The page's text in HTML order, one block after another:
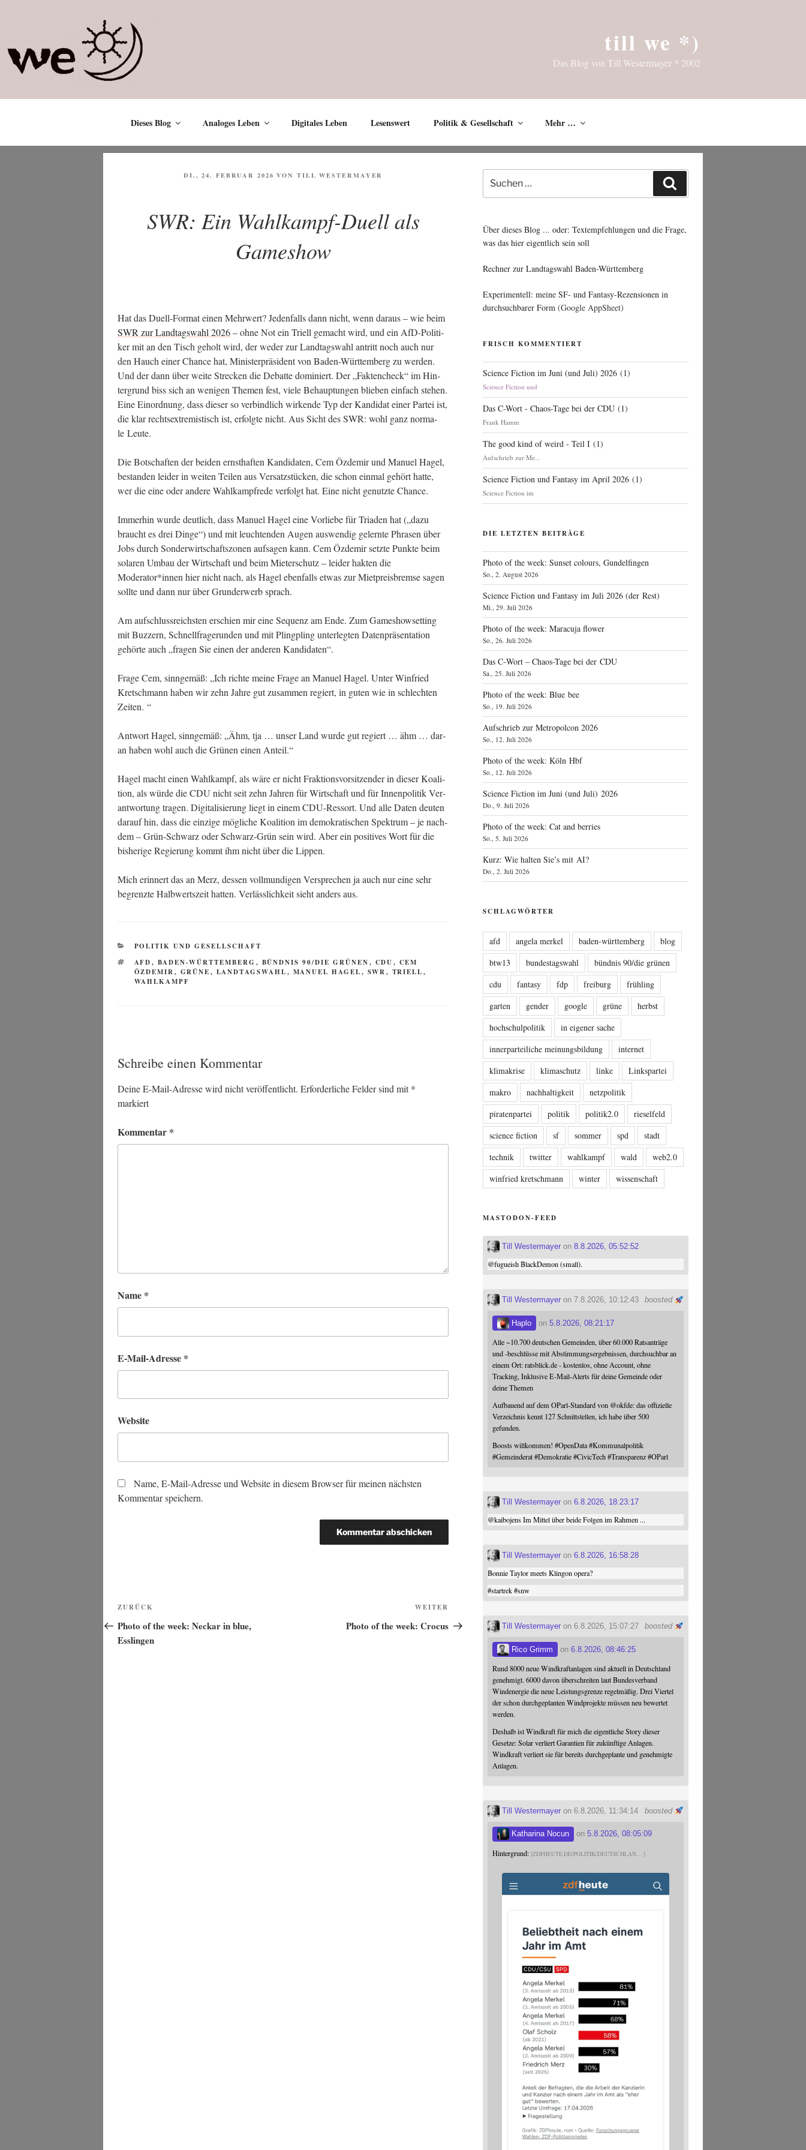
till we *)
Das Blog von Till Westermayer * 2002
Dieses Blog Analoges Leben Digitales Leben Lesenswert Politik & Gesellschaft Mehr …
VERÖFFENTLICHT
DI., 24. FEBRUAR 2026 VONTILL WESTERMAYER
SWR: Ein Wahlkampf-Duell als
Gameshow
Hat das Duell-For­mat einen Mehr­wert? Jeden­falls dann nicht, wenn dar­aus – wie beim
SWR zur Land­tags­wahl 2026– ohne Not ein Tri­ell gemacht wird, und ein AfD-Poli­ti­
ker mit an den Tisch geholt wird, der weder zur Land­tags­wahl antritt noch auch nur
den Hauch einer Chan­ce hat, Minis­ter­prä­si­dent von Baden-Würt­tem­berg zu wer­den.
Und der dann über wei­te Stre­cken die Debat­te domi­niert. Der „Fak­ten­check“ im Hin­
ter­grund biss sich an weni­gen The­men fest, vie­le Behaup­tun­gen blie­ben ein­fach ste­hen.
Eine Ein­ord­nung, dass die­ser so ver­bind­lich wir­ken­de Typ der Kan­di­dat einer Par­tei ist,
die klar rechts­extre­mis­tisch ist, erfolg­te nicht. Aus Sicht des SWR: wohl ganz nor­ma­
le Leute.
Die Bot­schaf­ten der bei­den ernst­haf­ten Kan­di­da­ten, Cem Özd­emir und Manu­el Hagel,
bestan­den lei­der in wei­ten Tei­len aus Ver­satz­stü­cken, die schon ein­mal gehört hat­te,
wer die eine oder ande­re Wahl­kampf­re­de ver­folgt hat. Eine nicht genutz­te Chance.
Immer­hin wur­de deut­lich, dass Manu­el Hagel eine Vor­lie­be für Tria­den hat („dazu
braucht es drei Din­ge“) und mit leuch­ten­den Augen aus­wen­dig gelern­te Phra­sen über
Jobs durch Son­der­wirt­schafts­zo­nen auf­sa­gen kann. Cem Özd­emir setz­te Punk­te beim
sola­ren Umbau der Wirt­schaft und beim Mie­ter­schutz – lei­der hak­ten die
Moderator*innen hier nicht nach, als Hagel eben­falls etwas zur Miet­preis­brem­se sagen
soll­te und dann nur über Grund­er­werb sprach.
Am auf­schluss­reichs­ten erschien mir eine Sequenz am Ende. Zum Game­show­set­ting
mit Buz­zern, Schnell­fra­ge­run­den und mit Pling­pling unter­leg­ten Daten­prä­sen­ta­ti­on
gehör­te auch „fra­gen Sie einen der ande­ren Kandidaten“.
Fra­ge Cem, sinn­ge­mäß: „Ich rich­te mei­ne Fra­ge an Manu­el Hagel. Unter Win­fried
Kret­sch­mann haben wir zehn Jah­re gut zusam­men regiert, in guten wie in schlech­ten
Zeiten. “
Ant­wort Hagel, sinn­ge­mäß: „Ähm, tja … unser Land wur­de gut regiert … ähm … dar­
an haben wohl auch die Grü­nen einen Anteil.“
Hagel macht einen Wahl­kampf, als wäre er nicht Frak­ti­ons­vor­sit­zen­der in die­ser Koali­
ti­on, als wür­de die CDU nicht seit zehn Jah­ren für Wirt­schaft und für Innen­po­li­tik Ver­
ant­wor­tung tra­gen. Digi­ta­li­sie­rung liegt in einem CDU-Res­sort. Und alle Daten deu­ten
dar­auf hin, dass die ein­zi­ge mög­li­che Koali­ti­on im demo­kra­ti­schen Spek­trum – je nach­
dem – Grün-Schwarz oder Schwarz-Grün sein wird. Aber ein posi­ti­ves Wort für die
bis­he­ri­ge Regie­rung kommt ihm nicht über die Lippen.
Mich erin­nert das an Merz, des­sen voll­mun­di­gen Ver­spre­chen ja auch nur eine sehr
begrenz­te Halb­werts­zeit hat­ten. Ver­läss­lich­keit sieht anders aus.
KATEGORIEN
POLITIK UND GESELLSCHAFT
SCHLAGWÖRTER
AFD, BADEN-WÜRTTEMBERG , BÜNDNIS 90/DIE GRÜNEN, CDU, CEM
ÖZDEMIR, GRÜNE, LANDTAGSWAHL, MANUEL HAGEL, SWR, TRIELL,
WAHLKAMPF
Schreibe einen Kommentar
Deine E-Mail-Adresse wird nicht veröffentlicht. Erforderliche Felder sind mit*
markiert
Kommentar *
Name *
E-Mail-Adresse *
Website
Name, E-Mail-Adresse und Website in diesem Browser für meinen nächsten
Kommentar speichern.
Beitragsnavigation
Vorheriger
Beitrag
ZURÜCK
Photo of the week: Neckar in blue,
Esslingen
Beitrag
WEITER
Photo of the week: Crocus
nach:
Über dieses Blog ... oder: Textempfehlungen und die Frage,
was das hier eigentlich sein soll
Rechner zur Landtagswahl Baden-Württemberg
Experimentell: meine SF- und Fantasy-Rezensionen in
durchsuchbarer Form (Google AppSheet)
FRISCH KOMMENTIERT
Science Fiction im Juni (und Juli) 2026 (1)
Science Fiction und
Das C-Wort - Chaos-Tage bei der CDU (1)
Frank Hamm
The good kind of weird - Teil I (1)
Aufschrieb zur Me...
Science Fiction und Fantasy im April 2026 (1)
Science Fiction im
DIE LETZTEN BEITRÄGE
Photo of the week: Sunset colours, Gundelfingen
So., 2. August 2026
Science Fiction und Fantasy im Juli 2026 (der Rest)
Mi., 29. Juli 2026
Photo of the week: Maracuja flower
So., 26. Juli 2026
Das C‑Wort – Chaos-Tage bei der CDU
Sa., 25. Juli 2026
Photo of the week: Blue bee
So., 19. Juli 2026
Aufschrieb zur Metropolcon 2026
So., 12. Juli 2026
Photo of the week: Köln Hbf
So., 12. Juli 2026
Science Fiction im Juni (und Juli) 2026
Do., 9. Juli 2026
Photo of the week: Cat and berries
So., 5. Juli 2026
Kurz: Wie halten Sie’s mit AI?
Do., 2. Juli 2026
SCHLAGWÖRTER
afd angela merkel baden-württemberg
blog
btw13
bundestagswahl
bündnis 90/die grünen
cdu
fantasy fdp freiburg
frühling
garten
gender google grüne
herbst
hochschulpolitik
in eigener sache
innerparteiliche meinungsbildung
internet
klimakrise
klimaschutz linke
Linkspartei
makro
nachhaltigkeit
netzpolitik
piratenpartei
politik politik2.0
rieselfeld
science fiction
sf sommer spd
stadt
technik
twitter wahlkampf wald
web2.0
winfried kretschmann
winter wissenschaft
MASTODON-FEED
Till Westermayer on8.8.2026, 05:52:52
@fugueishBlackDemon (small).
boosted
Till Westermayer on 7.8.2026, 10:12:43
Haplo on5.8.2026, 08:21:17
Alle ~10.700 deutschen Gemeinden, über 60.000 Ratsanträge
und -beschlüsse mit Abstimmungsergebnissen, durchsuchbar an
einem Ort: ratsblick.de - kostenlos, ohne Account, ohne
Tracking, Inklusive E-Mail-Alerts für deine Gemeinde oder
deine Themen
Aufbauend auf dem OParl-Standard von @okfde: das offizielle
Verzeichnis kennt 127 Schnittstellen, ich habe über 500
gefunden.
Boosts willkommen!#OpenData #Kommunalpolitik
#Gemeinderat #Demokratie #CivicTech #Transparenz #OParl
Till Westermayer on6.8.2026, 18:23:17
@kaibojensIm Mittel über beide Folgen im Rahmen ...
Till Westermayer on6.8.2026, 16:58:28
Bonnie Taylor meets Klingon opera?
#startrek #snw
boosted
Till Westermayer on 6.8.2026, 15:07:27
Rico Grimm on6.8.2026, 08:46:25
Rund 8000 neue Windkraftanlagen sind aktuell in Deutschland
genehmigt. 6000 davon überschreiten laut Bundesverband
Windenergie die neue Leistungsgrenze regelmäßig. Drei Viertel
der schon durchgeplanten Windprojekte müssen neu bewertet
werden.
Deshalb ist Windkraft für mich die eigentliche Story dieser
Gesetze: Solar verliert Garantien für zukünftige Anlagen.
Windkraft verliert sie für bereits durchgeplante und genehmigte
Anlagen.
boosted
Till Westermayer on 6.8.2026, 11:34:14
Katharina Nocun on5.8.2026, 08:05:09
Hintergrund: ZDFHEUTE.DE/POLITIK/DEUTSCHLAN